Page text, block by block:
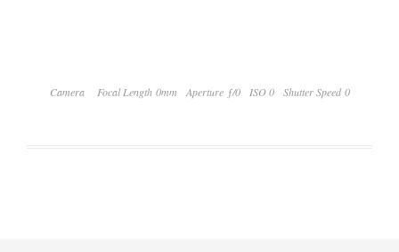
Camera Focal Length 0mm Aperture ƒ/0 ISO 0 Shutter Speed 0